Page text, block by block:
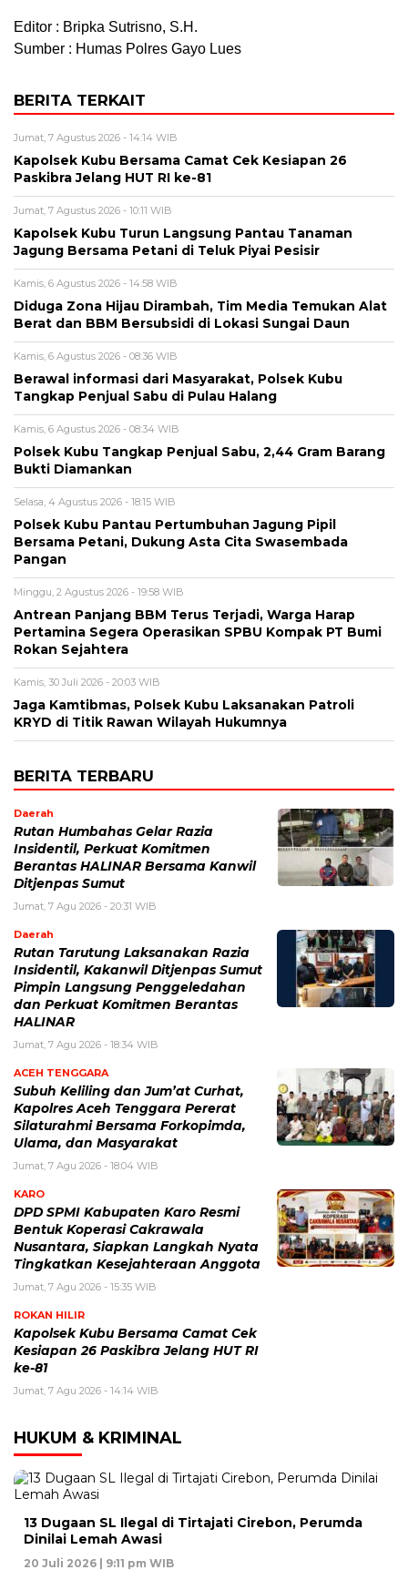
Editor : Bripka Sutrisno, S.H.
Sumber : Humas Polres Gayo Lues
BERITA TERKAIT
Jumat, 7 Agustus 2026 - 14:14 WIB
Kapolsek Kubu Bersama Camat Cek Kesiapan 26
Paskibra Jelang HUT RI ke-81
Jumat, 7 Agustus 2026 - 10:11 WIB
Kapolsek Kubu Turun Langsung Pantau Tanaman
Jagung Bersama Petani di Teluk Piyai Pesisir
Kamis, 6 Agustus 2026 - 14:58 WIB
Diduga Zona Hijau Dirambah, Tim Media Temukan Alat
Berat dan BBM Bersubsidi di Lokasi Sungai Daun
Kamis, 6 Agustus 2026 - 08:36 WIB
Berawal informasi dari Masyarakat, Polsek Kubu
Tangkap Penjual Sabu di Pulau Halang
Kamis, 6 Agustus 2026 - 08:34 WIB
Polsek Kubu Tangkap Penjual Sabu, 2,44 Gram Barang
Bukti Diamankan
Selasa, 4 Agustus 2026 - 18:15 WIB
Polsek Kubu Pantau Pertumbuhan Jagung Pipil
Bersama Petani, Dukung Asta Cita Swasembada
Pangan
Minggu, 2 Agustus 2026 - 19:58 WIB
Antrean Panjang BBM Terus Terjadi, Warga Harap
Pertamina Segera Operasikan SPBU Kompak PT Bumi
Rokan Sejahtera
Kamis, 30 Juli 2026 - 20:03 WIB
Jaga Kamtibmas, Polsek Kubu Laksanakan Patroli
KRYD di Titik Rawan Wilayah Hukumnya
BERITA TERBARU
Daerah
Rutan Humbahas Gelar Razia
Insidentil, Perkuat Komitmen
Berantas HALINAR Bersama Kanwil
Ditjenpas Sumut
Jumat, 7 Agu 2026 - 20:31 WIB
Daerah
Rutan Tarutung Laksanakan Razia
Insidentil, Kakanwil Ditjenpas Sumut
Pimpin Langsung Penggeledahan
dan Perkuat Komitmen Berantas
HALINAR
Jumat, 7 Agu 2026 - 18:34 WIB
ACEH TENGGARA
Subuh Keliling dan Jum’at Curhat,
Kapolres Aceh Tenggara Pererat
Silaturahmi Bersama Forkopimda,
Ulama, dan Masyarakat
Jumat, 7 Agu 2026 - 18:04 WIB
KARO
DPD SPMI Kabupaten Karo Resmi
Bentuk Koperasi Cakrawala
Nusantara, Siapkan Langkah Nyata
Tingkatkan Kesejahteraan Anggota
Jumat, 7 Agu 2026 - 15:35 WIB
ROKAN HILIR
Kapolsek Kubu Bersama Camat Cek
Kesiapan 26 Paskibra Jelang HUT RI
ke-81
Jumat, 7 Agu 2026 - 14:14 WIB
HUKUM & KRIMINAL
13 Dugaan SL Ilegal di Tirtajati Cirebon, Perumda
Dinilai Lemah Awasi
20 Juli 2026 | 9:11 pm WIB